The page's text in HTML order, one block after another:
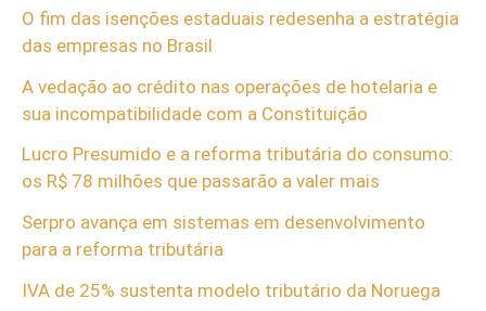
O fim das isenções estaduais redesenha a estratégia
das empresas no Brasil
A vedação ao crédito nas operações de hotelaria e
sua incompatibilidade com a Constituição
Lucro Presumido e a reforma tributária do consumo:
os R$ 78 milhões que passarão a valer mais
Serpro avança em sistemas em desenvolvimento
para a reforma tributária
IVA de 25% sustenta modelo tributário da Noruega